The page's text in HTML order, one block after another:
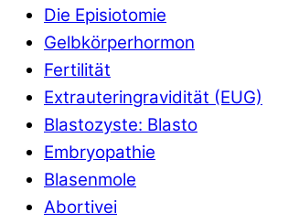
Die Episiotomie
Gelbkörperhormon
Fertilität
Extrauteringravidität (EUG)
Blastozyste: Blasto
Embryopathie
Blasenmole
Abortivei